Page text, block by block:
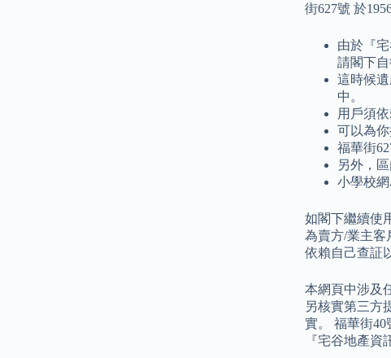
街627號 於
由於『
請閣下自
這時候
中。
用戶須
可以為
福華街
另外，
小學校網
如閣下繼續使
為賣方/業主客
依賴自己查証
本網頁中涉及
另核實第三方
實。 福華街40
『宅谷地產